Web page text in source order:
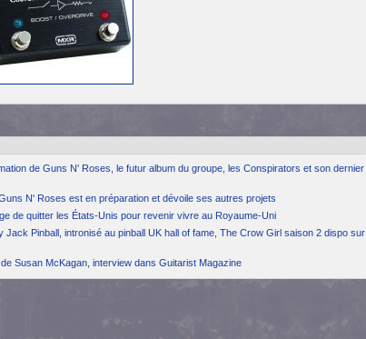
de Guns N' Roses, le futur album du groupe, les Conspirators et son dernier
N' Roses est en préparation et dévoile ses autres projets
de quitter les États-Unis pour revenir vivre au Royaume-Uni
Pinball, intronisé au pinball UK hall of fame, The Crow Girl saison 2 dispo sur
Susan McKagan, interview dans Guitarist Magazine